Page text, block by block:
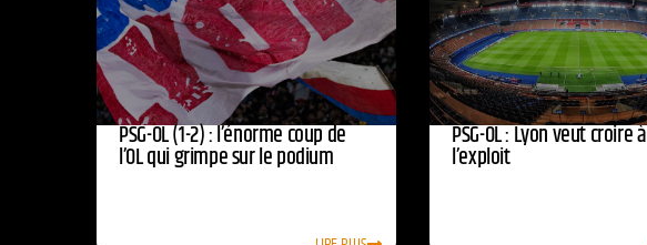
PSG-OL (1-2) : l’énorme coup de
l’OL qui grimpe sur le podium
PSG-OL : Lyon veut croire à
l’exploit